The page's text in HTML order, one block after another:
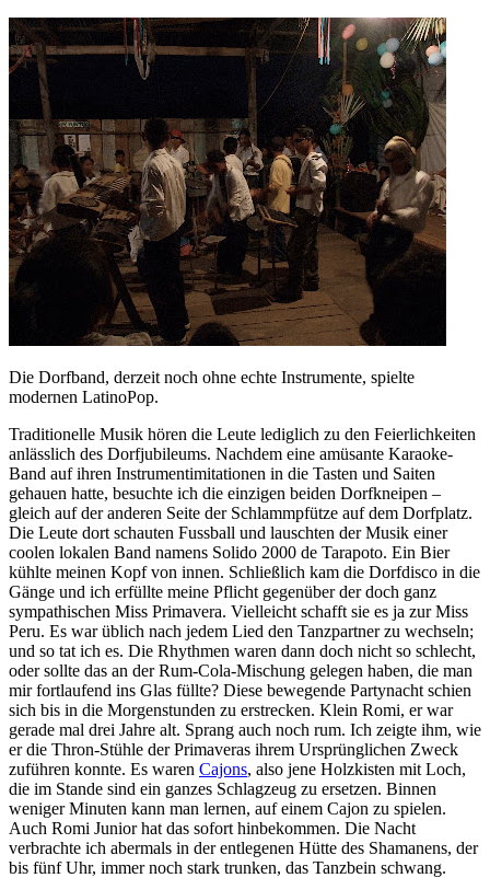
Die Dorfband, derzeit noch ohne echte Instrumente, spielte
modernen LatinoPop.
Traditionelle Musik hören die Leute lediglich zu den Feierlichkeiten
anlässlich des Dorfjubileums. Nachdem eine amüsante Karaoke-
Band auf ihren Instrumentimitationen in die Tasten und Saiten
gehauen hatte, besuchte ich die einzigen beiden Dorfkneipen –
gleich auf der anderen Seite der Schlammpfütze auf dem Dorfplatz.
Die Leute dort schauten Fussball und lauschten der Musik einer
coolen lokalen Band namens Solido 2000 de Tarapoto. Ein Bier
kühlte meinen Kopf von innen. Schließlich kam die Dorfdisco in die
Gänge und ich erfüllte meine Pflicht gegenüber der doch ganz
sympathischen Miss Primavera. Vielleicht schafft sie es ja zur Miss
Peru. Es war üblich nach jedem Lied den Tanzpartner zu wechseln;
und so tat ich es. Die Rhythmen waren dann doch nicht so schlecht,
oder sollte das an der Rum-Cola-Mischung gelegen haben, die man
mir fortlaufend ins Glas füllte? Diese bewegende Partynacht schien
sich bis in die Morgenstunden zu erstrecken. Klein Romi, er war
gerade mal drei Jahre alt. Sprang auch noch rum. Ich zeigte ihm, wie
er die Thron-Stühle der Primaveras ihrem Ursprünglichen Zweck
zuführen konnte. Es waren Cajons, also jene Holzkisten mit Loch,
die im Stande sind ein ganzes Schlagzeug zu ersetzen. Binnen
weniger Minuten kann man lernen, auf einem Cajon zu spielen.
Auch Romi Junior hat das sofort hinbekommen. Die Nacht
verbrachte ich abermals in der entlegenen Hütte des Shamanens, der
bis fünf Uhr, immer noch stark trunken, das Tanzbein schwang.